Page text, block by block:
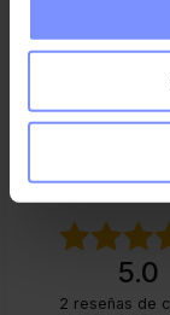
collected when
5.0
2 reseñas de